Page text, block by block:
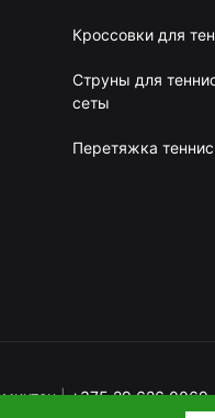
Кроссовки для
Струны для
сеты
Перетяжка
|+375 29 626 0069